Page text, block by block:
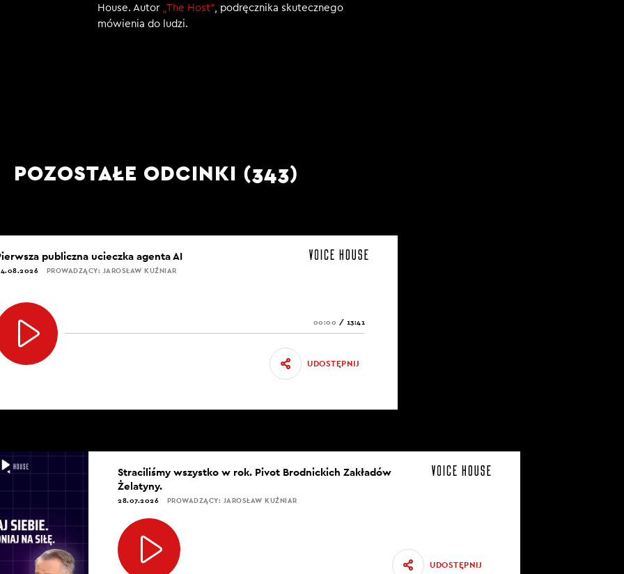
House. Autor „The Host”, podręcznika skutecznego
mówienia do ludzi.
POZOSTAŁE ODCINKI (343)
publiczna ucieczka agenta AI
PROWADZĄCY: JAROSŁAW KUŹNIAR
00:00 / 13:41
UDOSTĘPNIJ
Straciliśmy wszystko w rok. Pivot Brodnickich Zakładów
Żelatyny.
28.07.2026 PROWADZĄCY: JAROSŁAW KUŹNIAR
UDOSTĘPNIJ